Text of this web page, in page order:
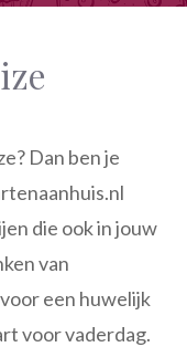
Dan ben je
die ook in jouw
van
een huwelijk
voor vaderdag.